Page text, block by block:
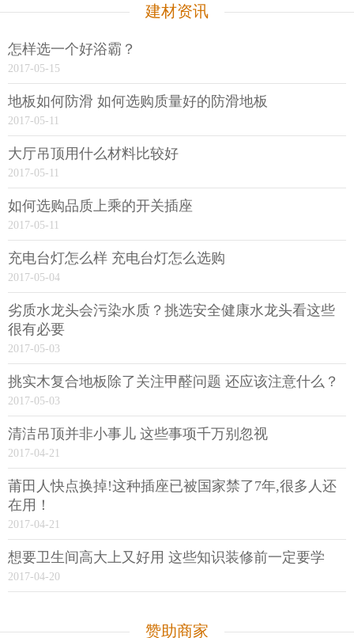
建材资讯
怎样选一个好浴霸？
2017-05-15
地板如何防滑 如何选购质量好的防滑地板
2017-05-11
大厅吊顶用什么材料比较好
2017-05-11
如何选购品质上乘的开关插座
2017-05-11
充电台灯怎么样 充电台灯怎么选购
2017-05-04
劣质水龙头会污染水质？挑选安全健康水龙头看这些
很有必要
2017-05-03
挑实木复合地板除了关注甲醛问题 还应该注意什么？
2017-05-03
清洁吊顶并非小事儿 这些事项千万别忽视
2017-04-21
莆田人快点换掉!这种插座已被国家禁了7年,很多人还
在用！
2017-04-21
想要卫生间高大上又好用 这些知识装修前一定要学
2017-04-20
赞助商家